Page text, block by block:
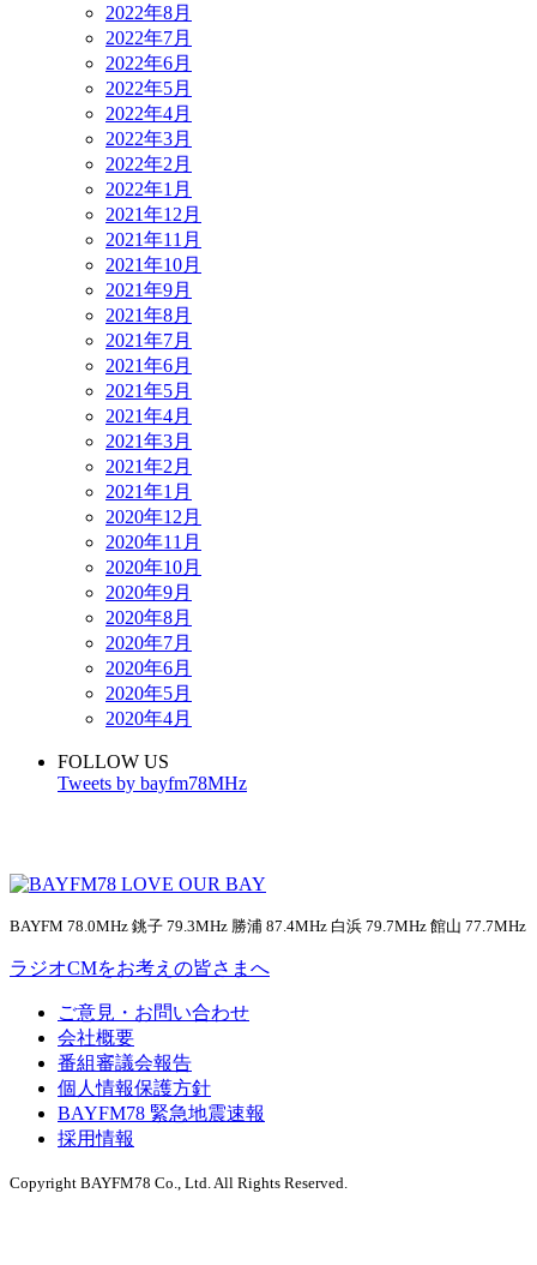
2022年8月
2022年7月
2022年6月
2022年5月
2022年4月
2022年3月
2022年2月
2022年1月
2021年12月
2021年11月
2021年10月
2021年9月
2021年8月
2021年7月
2021年6月
2021年5月
2021年4月
2021年3月
2021年2月
2021年1月
2020年12月
2020年11月
2020年10月
2020年9月
2020年8月
2020年7月
2020年6月
2020年5月
2020年4月
FOLLOW US
Tweets by bayfm78MHz
BAYFM 78.0MHz 銚子 79.3MHz 勝浦 87.4MHz 白浜 79.7MHz 館山 77.7MHz
ラジオCMをお考えの皆さまへ
ご意見・お問い合わせ
会社概要
番組審議会報告
個人情報保護方針
BAYFM78 緊急地震速報
採用情報
Copyright BAYFM78 Co., Ltd. All Rights Reserved.